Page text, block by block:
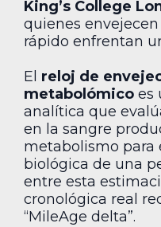
King’s College
quienes
rápido enfrentan
El reloj de
metabolómico es
analítica que
en la sangre
metabolismo para
biológica de una
entre esta
cronológica real
“MileAge delta”.